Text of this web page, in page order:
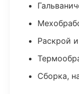
Раскрой
Сборка,